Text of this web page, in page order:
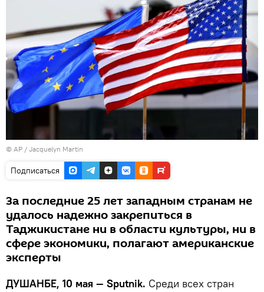
© AP / Jacquelyn Martin
Подписаться
За последние 25 лет западным странам не
удалось надежно закрепиться в
Таджикистане ни в области культуры, ни в
сфере экономики, полагают американские
эксперты
ДУШАНБЕ, 10 мая — Sputnik. Среди всех стран